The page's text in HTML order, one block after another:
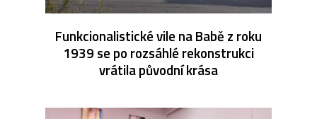
Funkcionalistické vile na Babě z roku
1939 se po rozsáhlé rekonstrukci
vrátila původní krása